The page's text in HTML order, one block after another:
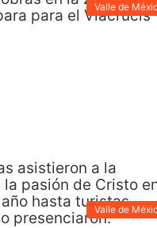
Valle de
Valle de